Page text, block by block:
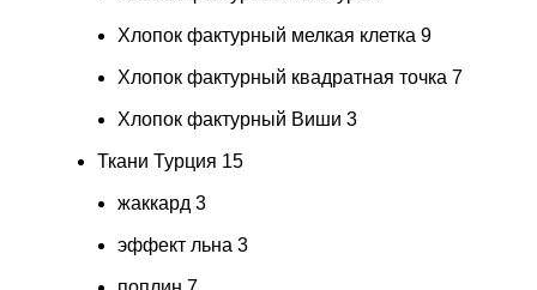
Хлопок фактурный мелкая клетка 9
Хлопок фактурный квадратная точка 7
Хлопок фактурный Виши 3
Ткани Турция 15
жаккард 3
эффект льна 3